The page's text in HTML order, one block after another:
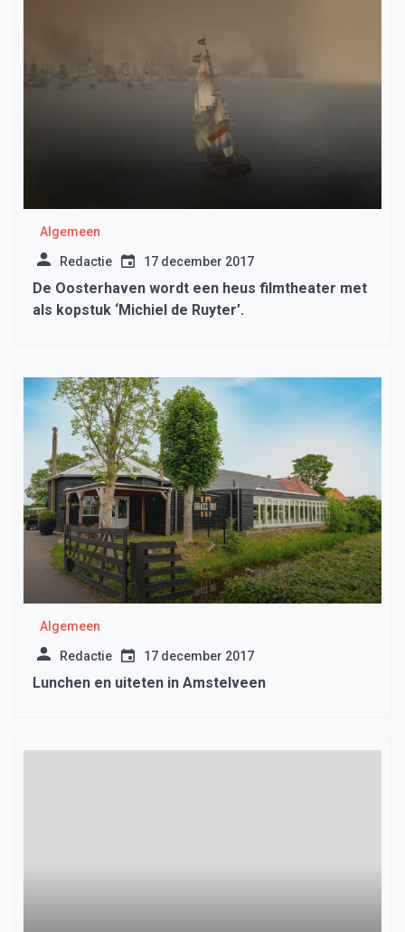
Algemeen
Redactie 17 december 2017
De Oosterhaven wordt een heus filmtheater met
als kopstuk ‘Michiel de Ruyter’.
Algemeen
Redactie 17 december 2017
Lunchen en uiteten in Amstelveen